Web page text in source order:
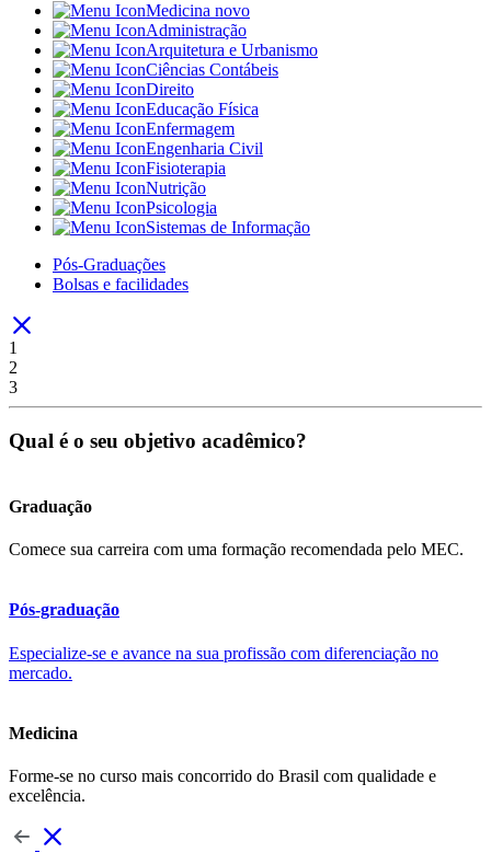
Medicina novo
Administração
Arquitetura e Urbanismo
Ciências Contábeis
Direito
Educação Física
Enfermagem
Engenharia Civil
Fisioterapia
Nutrição
Psicologia
Sistemas de Informação
Pós-Graduações
Bolsas e facilidades
1
2
3
Qual é o seu objetivo acadêmico?
Graduação
Comece sua carreira com uma formação recomendada pelo MEC.
Pós-graduação
Especialize-se e avance na sua profissão com diferenciação no
mercado.
Medicina
Forme-se no curso mais concorrido do Brasil com qualidade e
excelência.